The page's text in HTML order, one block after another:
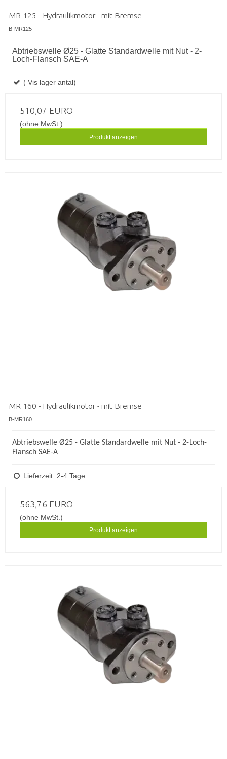
MR 125 - Hydraulikmotor - mit Bremse
B-MR125
Abtriebswelle Ø25 - Glatte Standardwelle mit Nut - 2-
Loch-Flansch SAE-A
( Vis lager antal)
510,07 EURO
(ohne MwSt.)
Produkt anzeigen
MR 160 - Hydraulikmotor - mit Bremse
B-MR160
Abtriebswelle Ø25 - Glatte Standardwelle mit Nut - 2-Loch-
Flansch SAE-A
Lieferzeit: 2-4 Tage
563,76 EURO
(ohne MwSt.)
Produkt anzeigen